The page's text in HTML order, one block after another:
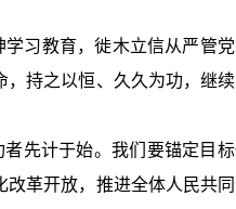
习教育，徙木立信从严管
持之以恒、久久为功，继
先计于始。我们要锚定目
革开放，推进全体人民共